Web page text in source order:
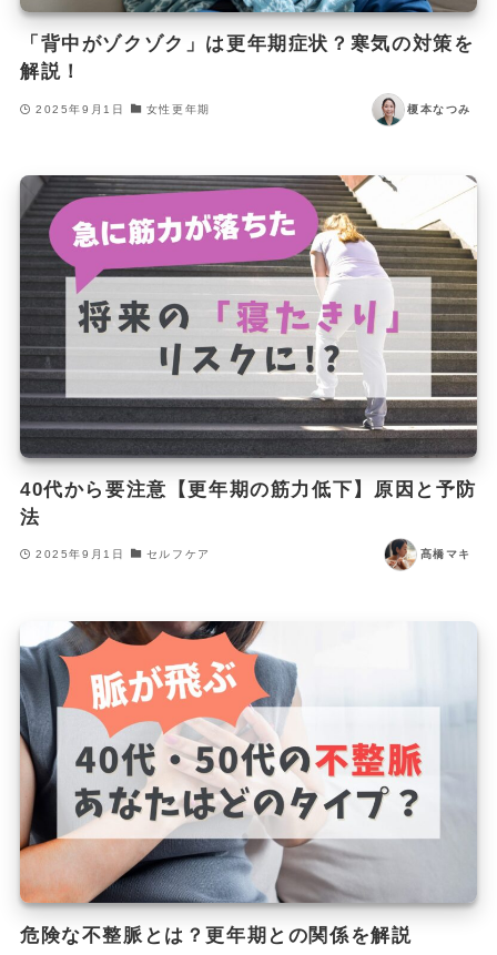
「背中がゾクゾク」は更年期症状？寒気の対策を
解説！
2025年9月1日 女性更年期 榎本なつみ
40代から要注意【更年期の筋力低下】原因と予防
法
2025年9月1日 セルフケア 髙橋マキ
危険な不整脈とは？更年期との関係を解説